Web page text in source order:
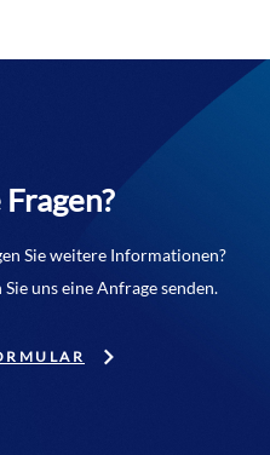
Sie weitere Informationen?
uns eine Anfrage senden.